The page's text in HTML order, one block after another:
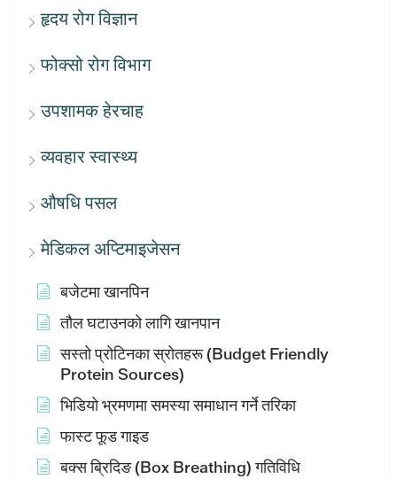
हृदय रोग विज्ञान
फोक्सो रोग विभाग
उपशामक हेरचाह
व्यवहार स्वास्थ्य
औषधि पसल
मेडिकल अप्टिमाइजेसन
बजेटमा खानपिन
तौल घटाउनको लागि खानपान
सस्तो प्रोटिनका स्रोतहरू (Budget Friendly
Protein Sources)
भिडियो भ्रमणमा समस्या समाधान गर्ने तरिका
फास्ट फूड गाइड
बक्स ब्रिदिङ (Box Breathing) गतिविधि